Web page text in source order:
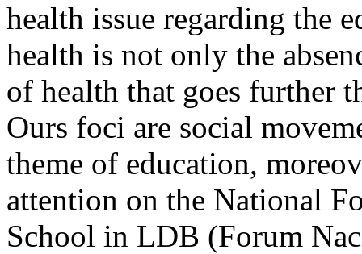
health issue regarding the
health is not only the
of health that goes further
Ours foci are social
theme of education,
attention on the National
School in LDB (Forum